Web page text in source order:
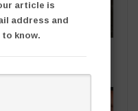
article is
address and
know.